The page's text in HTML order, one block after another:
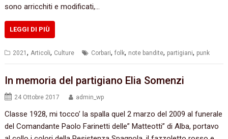
sono arricchiti e modificati,…
LEGGI DI PIÙ
2021, Articoli, Culture Corbari,folk, note bandite, partigiani, punk
In memoria del partigiano Elia Somenzi
24 Ottobre 2017 admin_wp
Classe 1928, mi tocco’ la spalla quel 2 marzo del 2009 al funerale
del Comandante Paolo Farinetti delle” Matteotti” di Alba, portavo